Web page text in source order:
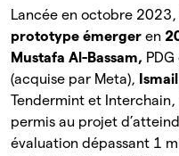
Lancée en octobre 2023,
prototype émerger en
Mustafa Al-Bassam,
(acquise par Meta),
Tendermint et Interchain,
permis au projet
évaluation dépassant 1